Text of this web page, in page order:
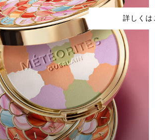
詳しくは